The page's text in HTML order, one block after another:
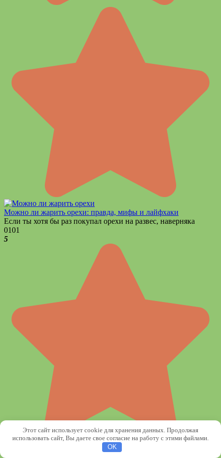
Можно ли жарить орехи: правда, мифы и лайфхаки
Если ты хотя бы раз покупал орехи на развес, наверняка
0101
5
Этот сайт использует cookie для хранения данных. Продолжая
использовать сайт, Вы даете свое согласие на работу с этими файлами.
OK